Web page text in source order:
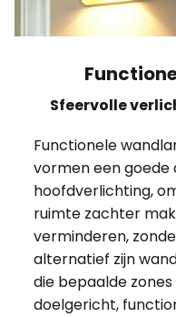
Sfeervolle
Functionele
vormen een goede
hoofdverlichting,
ruimte zachter
verminderen,
alternatief zijn
die bepaalde
doelgericht,